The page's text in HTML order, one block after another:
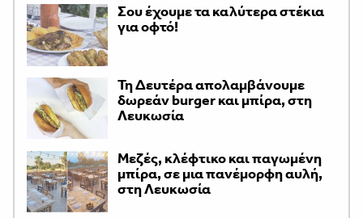
Σου έχουμε τα καλύτερα στέκια
για οφτό!
Τη Δευτέρα απολαμβάνουμε
δωρεάν burger και μπίρα, στη
Λευκωσία
Μεζές, κλέφτικο και παγωμένη
μπίρα, σε μια πανέμορφη αυλή,
στη Λευκωσία